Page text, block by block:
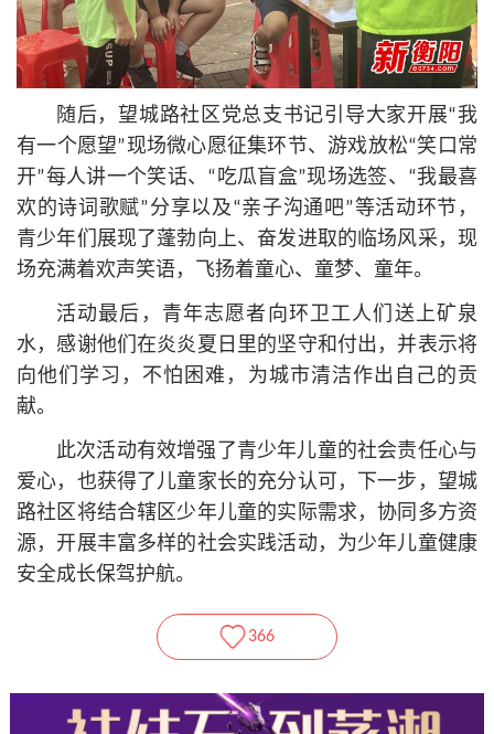
随后，望城路社区党总支书记引导大家开展“我
有一个愿望”现场微心愿征集环节、游戏放松“笑口常
开”每人讲一个笑话、“吃瓜盲盒”现场选签、“我最喜
欢的诗词歌赋”分享以及“亲子沟通吧”等活动环节，
青少年们展现了蓬勃向上、奋发进取的临场风采，现
场充满着欢声笑语，飞扬着童心、童梦、童年。
活动最后，青年志愿者向环卫工人们送上矿泉
水，感谢他们在炎炎夏日里的坚守和付出，并表示将
向他们学习，不怕困难，为城市清洁作出自己的贡
献。
此次活动有效增强了青少年儿童的社会责任心与
爱心，也获得了儿童家长的充分认可，下一步，望城
路社区将结合辖区少年儿童的实际需求，协同多方资
源，开展丰富多样的社会实践活动，为少年儿童健康
安全成长保驾护航。
366